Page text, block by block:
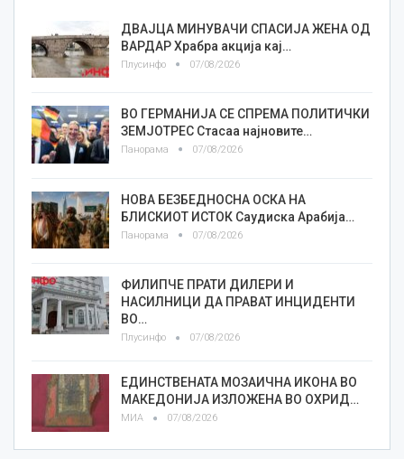
ДВАЈЦА МИНУВАЧИ СПАСИЈА ЖЕНА ОД
ВАРДАР Храбра акција кај…
Плусинфо 07/08/2026
ВО ГЕРМАНИЈА СЕ СПРЕМА ПОЛИТИЧКИ
ЗЕМЈОТРЕС Стасаа најновите…
Панорама 07/08/2026
НОВА БЕЗБЕДНОСНА ОСКА НА
БЛИСКИОТ ИСТОК Саудиска Арабија…
Панорама 07/08/2026
ФИЛИПЧЕ ПРАТИ ДИЛЕРИ И
НАСИЛНИЦИ ДА ПРАВАТ ИНЦИДЕНТИ
ВО…
Плусинфо 07/08/2026
ЕДИНСТВЕНАТА МОЗАИЧНА ИКОНА ВО
МАКЕДОНИЈА ИЗЛОЖЕНА ВО ОХРИД…
МИА 07/08/2026